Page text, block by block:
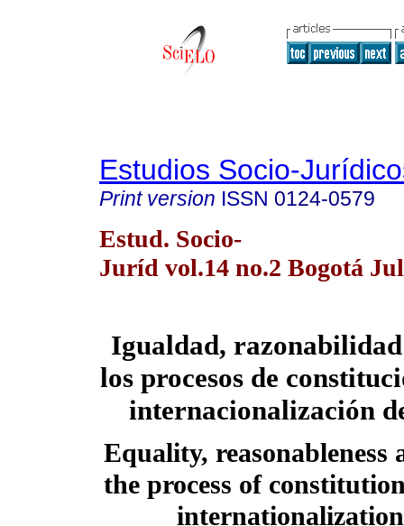
Estudios Socio-
Print version ISSN 0124-0579
Estud. Socio-
Juríd vol.14 no.2 Bogotá
Igualdad,
los procesos de
internacionalización
Equality, reasonableness
the process of